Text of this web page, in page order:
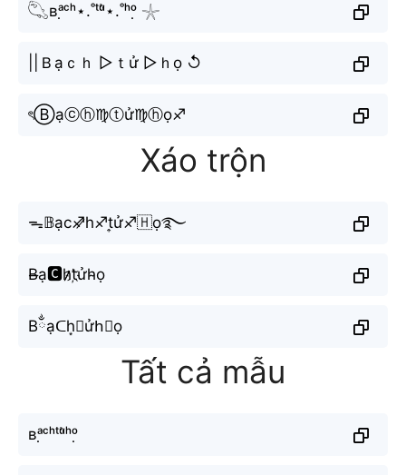
𓆡ʙᵃ̣ᶜʰ⋆.˚ᵗᵘ̛̉⋆.˚ʰᵒ̣ 𓇼
||Ｂạｃｈ ▷ｔử ▷ｈọ ↺
ৎⒷạⓒⓗ♍︎ⓣử♍︎ⓗọ♐︎
Xáo trộn
ᯓ𝔹ạc♐︎̷h♐︎t͎ử♐︎🇭ọ࿐
B̶ạ🅲h̷̷t҉ửh̴ọ
Bྂạᑕh͙𝚝ửh⃣ọ
Tất cả mẫu
ʙᵃ̣ᶜʰᵗᵘ̛̉ʰᵒ̣